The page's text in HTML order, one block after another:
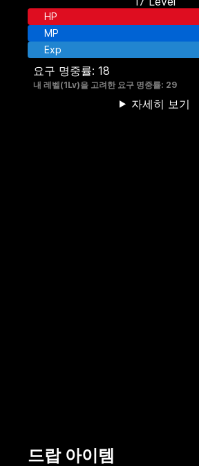
HP
MP
Exp
요구 명중률: 18
내 레벨(1Lv)을 고려한 요구 명중률: 29
자세히 보기
드랍 아이템